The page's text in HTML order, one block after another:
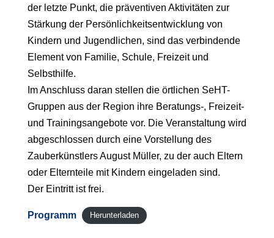
der letzte Punkt, die präventiven Aktivitäten zur
Stärkung der Persönlichkeitsentwicklung von
Kindern und Jugendlichen, sind das verbindende
Element von Familie, Schule, Freizeit und
Selbsthilfe.
Im Anschluss daran stellen die örtlichen SeHT-
Gruppen aus der Region ihre Beratungs-, Freizeit-
und Trainingsangebote vor. Die Veranstaltung wird
abgeschlossen durch eine Vorstellung des
Zauberkünstlers August Müller, zu der auch Eltern
oder Elternteile mit Kindern eingeladen sind.
Der Eintritt ist frei.
Programm Herunterladen